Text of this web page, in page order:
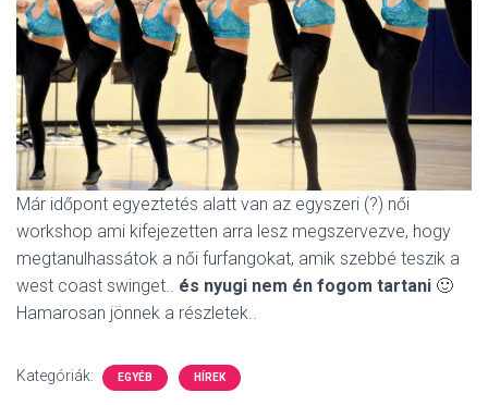
Már időpont egyeztetés alatt van az egyszeri (?) női
workshop ami kifejezetten arra lesz megszervezve, hogy
megtanulhassátok a női furfangokat, amik szebbé teszik a
west coast swinget.. és nyugi nem én fogom tartani 🙂
Hamarosan jönnek a részletek..
Kategóriák: EGYÉB HÍREK